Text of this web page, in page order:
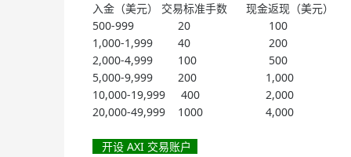
入金（美元）
交易标准手数
现金返现（美元）
500-999
20 100
1,000-1,999
40
200
2,000-4,999
100
500
5,000-9,999
200
1,000
10,000-19,999
400
2,000
20,000-49,999
1000 4,000
开设 AXI 交易账户